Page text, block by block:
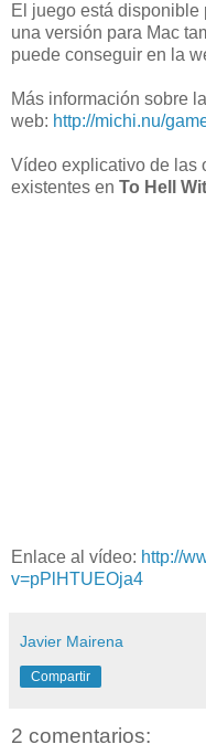
El juego está disponible
una versión para Mac
puede conseguir en la
Más información sobre
web: http://michi.nu/
Vídeo explicativo de las
existentes en To Hell
Enlace al vídeo: http://
v=pPlHTUEOja4
Javier Mairena
Compartir
2 comentarios: